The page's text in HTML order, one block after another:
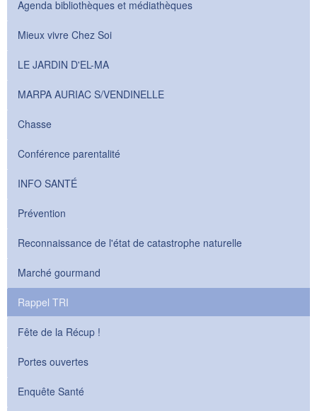
Agenda bibliothèques et médiathèques
Mieux vivre Chez Soi
LE JARDIN D'EL-MA
MARPA AURIAC S/VENDINELLE
Chasse
Conférence parentalité
INFO SANTÉ
Prévention
Reconnaissance de l'état de catastrophe naturelle
Marché gourmand
Rappel TRI
Fête de la Récup !
Portes ouvertes
Enquête Santé